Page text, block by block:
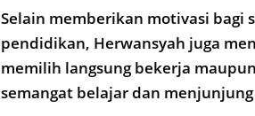
Selain memberikan motivasi bagi
pendidikan, Herwansyah juga
memilih langsung bekerja
semangat belajar dan